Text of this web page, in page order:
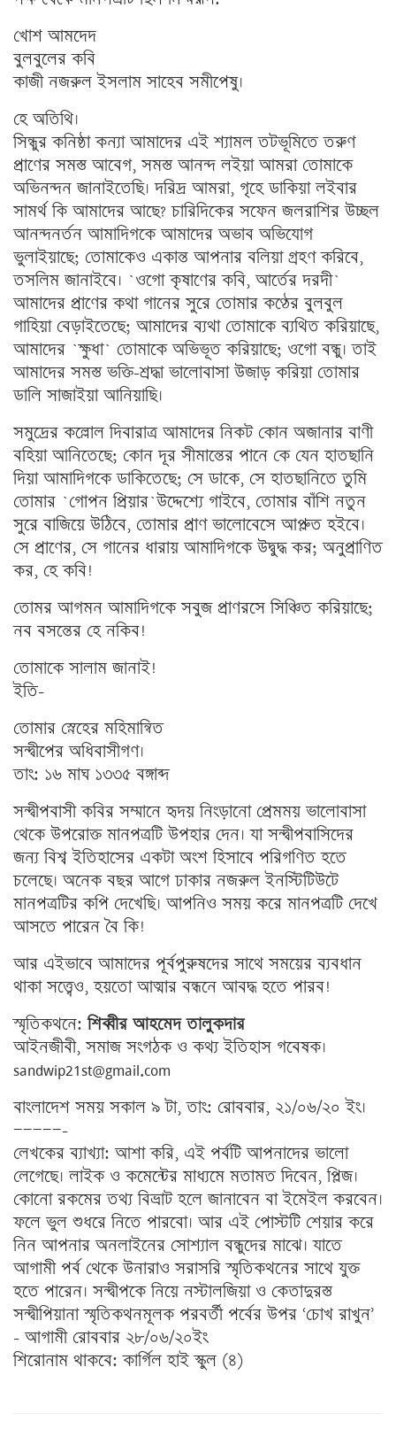
খোশ আমদেদ
বুলবুলের কবি
কাজী নজরুল ইসলাম সাহেব সমীপেষু।
হে অতিথি।
সিন্ধুর কনিষ্ঠা কন্যা আমাদের এই শ্যামল তটভূমিতে তরুণ
প্রাণের সমস্ত আবেগ, সমস্ত আনন্দ লইয়া আমরা তোমাকে
অভিনন্দন জানাইতেছি। দরিদ্র আমরা, গৃহে ডাকিয়া লইবার
সামর্থ কি আমাদের আছে? চারিদিকের সফেন জলরাশির উচ্ছল
আনন্দনর্তন আমাদিগকে আমাদের অভাব অভিযোগ
ভুলাইয়াছে; তোমাকেও একান্ত আপনার বলিয়া গ্রহণ করিবে,
তসলিম জানাইবে। `ওগো কৃষাণের কবি, আর্তের দরদী`
আমাদের প্রাণের কথা গানের সুরে তোমার কণ্ঠের বুলবুল
গাহিয়া বেড়াইতেছে; আমাদের ব্যথা তোমাকে ব্যথিত করিয়াছে,
আমাদের `ক্ষুধা` তোমাকে অভিভূত করিয়াছে; ওগো বন্ধু। তাই
আমাদের সমস্ত ভক্তি-শ্রদ্ধা ভালোবাসা উজাড় করিয়া তোমার
ডালি সাজাইয়া আনিয়াছি।
সমুদ্রের কল্লোল দিবারাত্র আমাদের নিকট কোন অজানার বাণী
বহিয়া আনিতেছে; কোন দূর সীমান্তের পানে কে যেন হাতছানি
দিয়া আমাদিগকে ডাকিতেছে; সে ডাকে, সে হাতছানিতে তুমি
তোমার `গোপন প্রিয়ার`উদ্দেশ্যে গাইবে, তোমার বাঁশি নতুন
সুরে বাজিয়ে উঠিবে, তোমার প্রাণ ভালোবেসে আপ্লুত হইবে।
সে প্রাণের, সে গানের ধারায় আমাদিগকে উদ্বুদ্ধ কর; অনুপ্রাণিত
কর, হে কবি!
তোমর আগমন আমাদিগকে সবুজ প্রাণরসে সিঞ্চিত করিয়াছে;
নব বসন্তের হে নকিব!
তোমাকে সালাম জানাই!
ইতি-
তোমার স্নেহের মহিমান্বিত
সন্দ্বীপের অধিবাসীগণ।
তাং: ১৬ মাঘ ১৩৩৫ বঙ্গাব্দ
সন্দ্বীপবাসী কবির সম্মানে হৃদয় নিংড়ানো প্রেমময় ভালোবাসা
থেকে উপরোক্ত মানপত্রটি উপহার দেন। যা সন্দ্বীপবাসিদের
জন্য বিশ্ব ইতিহাসের একটা অংশ হিসাবে পরিগণিত হতে
চলেছে। অনেক বছর আগে ঢাকার নজরুল ইনস্টিটিউটে
মানপত্রটির কপি দেখেছি। আপনিও সময় করে মানপত্রটি দেখে
আসতে পারেন বৈ কি!
আর এইভাবে আমাদের পূর্বপুরুষদের সাথে সময়ের ব্যবধান
থাকা সত্ত্বেও, হয়তো আত্মার বন্ধনে আবদ্ধ হতে পারব!
স্মৃতিকথনে:শিব্বীর আহমেদ তালুকদার
আইনজীবী, সমাজ সংগঠক ও কথ্য ইতিহাস গবেষক।
sandwip21st@gmail.com
বাংলাদেশ সময় সকাল ৯ টা, তাং: রোববার, ২১/০৬/২০ ইং।
—————-
লেখকের ব্যাখ্যা: আশা করি, এই পর্বটি আপনাদের ভালো
লেগেছে। লাইক ও কমেন্টের মাধ্যমে মতামত দিবেন, প্লিজ।
কোনো রকমের তথ্য বিভ্রাট হলে জানাবেন বা ইমেইল করবেন।
ফলে ভুল শুধরে নিতে পারবো। আর এই পোস্টটি শেয়ার করে
নিন আপনার অনলাইনের সোশ্যাল বন্ধুদের মাঝে। যাতে
আগামী পর্ব থেকে উনারাও সরাসরি স্মৃতিকথনের সাথে যুক্ত
হতে পারেন। সন্দ্বীপকে নিয়ে নস্টালজিয়া ও কেতাদুরস্ত
সন্দ্বীপিয়ানা স্মৃতিকথনমূলক পরবর্তী পর্বের উপর ‘চোখ রাখুন’
– আগামী রোববার ২৮/০৬/২০ইং
শিরোনাম থাকবে: কার্গিল হাই স্কুল (৪)